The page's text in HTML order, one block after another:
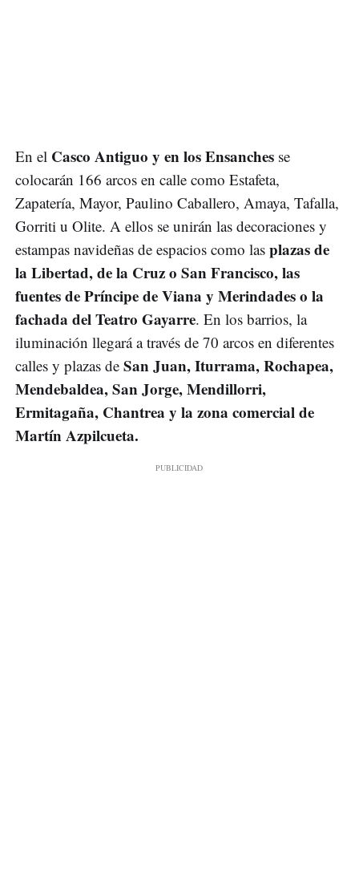
En el Casco Antiguo y en los Ensanches se
colocarán 166 arcos en calle como Estafeta,
Zapatería, Mayor, Paulino Caballero, Amaya, Tafalla,
Gorriti u Olite. A ellos se unirán las decoraciones y
estampas navideñas de espacios como las plazas de
la Libertad, de la Cruz o San Francisco, las
fuentes de Príncipe de Viana y Merindades o la
fachada del Teatro Gayarre. En los barrios, la
iluminación llegará a través de 70 arcos en diferentes
calles y plazas de San Juan, Iturrama, Rochapea,
Mendebaldea, San Jorge, Mendillorri,
Ermitagaña, Chantrea y la zona comercial de
Martín Azpilcueta.